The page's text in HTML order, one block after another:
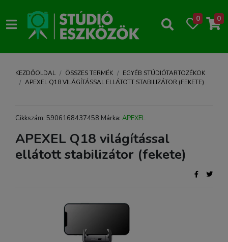
0 0
KEZDŐOLDAL ÖSSZES TERMÉK
EGYÉB STÚDIÓTARTOZÉKOK
APEXEL Q18 VILÁGÍTÁSSAL ELLÁTOTT STABILIZÁTOR (FEKETE)
Cikkszám: 5906168437458 Márka: APEXEL
APEXEL Q18 világítással
ellátott stabilizátor (fekete)